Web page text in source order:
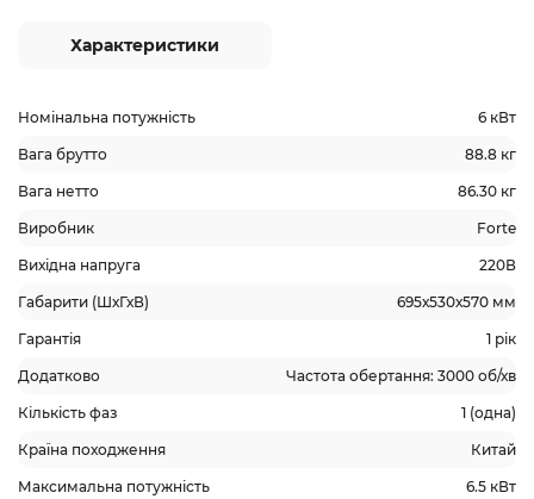
Характеристики
Номінальна потужність 6 кВт
Вага брутто 88.8 кг
Вага нетто 86.30 кг
Виробник Forte
Вихідна напруга 220В
Габарити (ШхГхВ) 695х530х570 мм
Гарантія 1 рік
Додатково Частота обертання: 3000 об/хв
Кількість фаз 1 (одна)
Країна походження Китай
Максимальна потужність 6.5 кВт